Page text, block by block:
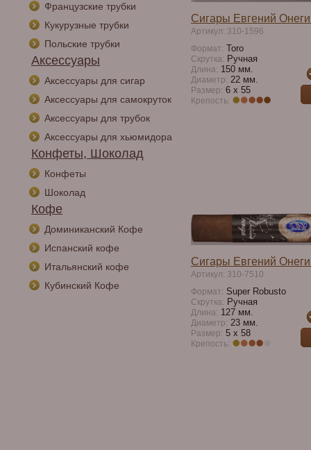
Французские трубки
Кукурузные трубки
Польские трубки
Аксессуары
Аксессуары для сигар
Аксессуары для самокруток
Аксессуары для трубок
Аксессуары для хьюмидора
Конфеты, Шоколад
Конфеты
Шоколад
Кофе
Доминиканский Кофе
Испанский кофе
Итальянский кофе
Кубинский Кофе
Сигары Евгений
Артикул: 310-1596
Формат: Toro
Скрутка: Ручная
Длина: 150 мм.
Диаметр: 22 мм.
Размер: 6 x 55
Крепость:
Сигары Евгений
Артикул: 310-7510
Формат: Super Robusto
Скрутка: Ручная
Длина: 127 мм.
Диаметр: 23 мм.
Размер: 5 х 58
Крепость: